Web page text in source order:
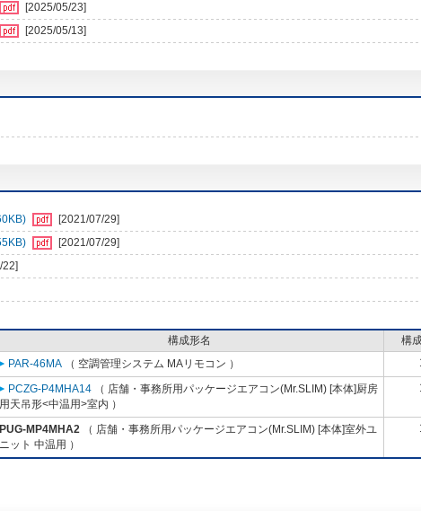
[2025/05/23]
[2025/05/13]
[2021/07/29]
[2021/07/29]
22]
構成形名
構
PAR-46MA （ 空調管理システム MAリモコン ）
PCZG-P4MHA14 （ 店舗・事務所用パッケージエアコン(Mr.SLIM) [本体]厨房
用天吊形<中温用>室内 ）
PUG-MP4MHA2 （ 店舗・事務所用パッケージエアコン(Mr.SLIM) [本体]室外ユ
ニット 中温用 ）